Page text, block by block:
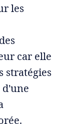
les
car elle
stratégies